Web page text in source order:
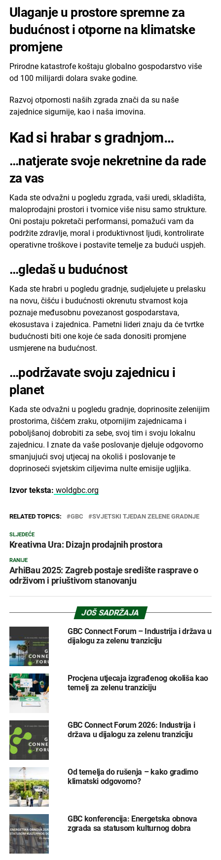
Ulaganje u prostore spremne za
budućnost i otporne na klimatske
promjene
Prirodne katastrofe koštaju globalno gospodarstvo više
od 100 milijardi dolara svake godine.
Razvoj otpornosti naših zgrada znači da su naše
zajednice sigurnije, kao i naša imovina.
Kad si hrabar s gradnjom…
…natjerate svoje nekretnine da rade
za vas
Kada ste odvažni u pogledu zgrada, vaši uredi, skladišta,
maloprodajni prostori i tvornice više nisu samo strukture.
Oni postaju pokretači performansi, pomažući vam da
podržite zdravlje, moral i produktivnost ljudi, kontrolirate
operativne troškove i postavite temelje za budući uspjeh.
…gledaš u budućnost
Kada ste hrabri u pogledu gradnje, sudjelujete u prelasku
na novu, čišću i budućnosti okrenutu stvarnost koja
poznaje međusobnu povezanost gospodarstava,
ekosustava i zajednica. Pametni lideri znaju da će tvrtke
budućnosti biti one koje će sada donositi promjene
usmjerene na budućnost.
…podržavate svoju zajednicu i
planet
Kada ste odvažni u pogledu gradnje, doprinosite zelenijim
prostorima, čišćem zraku, otpornijim zajednicama i
poboljšanoj dobrobiti za sebe, svoj tim i svoju lokalnu
zajednicu. I znate da vaše poslovanje djeluje odgovorno
smanjujući svoj utjecaj na okoliš i poslovanje te
doprinoseći svjetskim ciljevima nulte emisije ugljika.
Izvor teksta: woldgbc.org
RELATED TOPICS: GBC SVJETSKI TJEDAN ZELENE GRADNJE
SLJEDEĆE
Kreativna Ura: Dizajn prodajnih prostora
RANIJE
ArhiBau 2025: Zagreb postaje središte rasprave o
održivom i priuštivom stanovanju
JOŠ SADRŽAJA
GBC Connect Forum – Industrija i država u
dijalogu za zelenu tranziciju
Procjena utjecaja izgrađenog okoliša kao
temelj za zelenu tranziciju
GBC Connect Forum 2026: Industrija i
država u dijalogu za zelenu tranziciju
Od temelja do rušenja – kako gradimo
klimatski odgovorno?
GBC konferencija: Energetska obnova
zgrada sa statusom kulturnog dobra